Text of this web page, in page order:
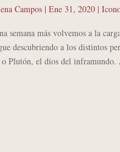
Campos| Ene 31, 2020|
más volvemos a la
descubriendo a los distintos
o Plutón, el dios del inframundo.